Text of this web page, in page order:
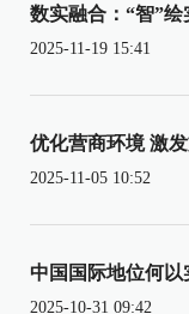
数实融合：“智”绘
2025-11-19 15:41
优化营商环境 激
2025-11-05 10:52
中国国际地位何以
2025-10-31 09:42